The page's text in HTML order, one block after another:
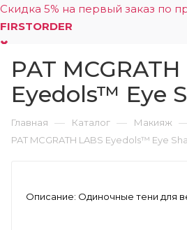
Скидка 5% на первый заказ по
FIRSTORDER
PAT MCGRATH
Eyedols™ Eye
Главная — Каталог — Макияж
PAT MCGRATH LABS Eyedols™ Eye
Описание: Одиночные тени для